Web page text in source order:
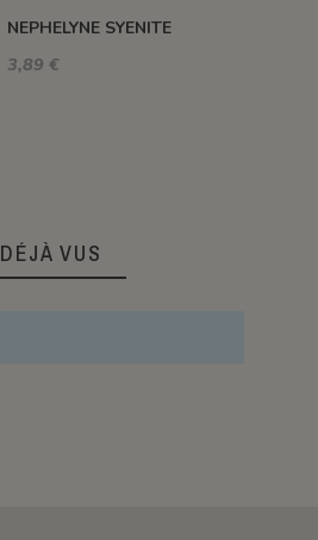
NEPHELYNE SYENITE
3,89 €
DÉJÀ VUS